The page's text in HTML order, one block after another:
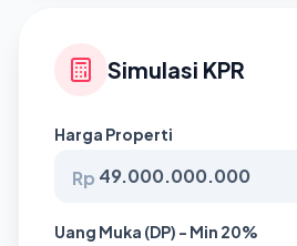
Simulasi KPR
Harga Properti
Rp
Uang Muka (DP) - Min 20%